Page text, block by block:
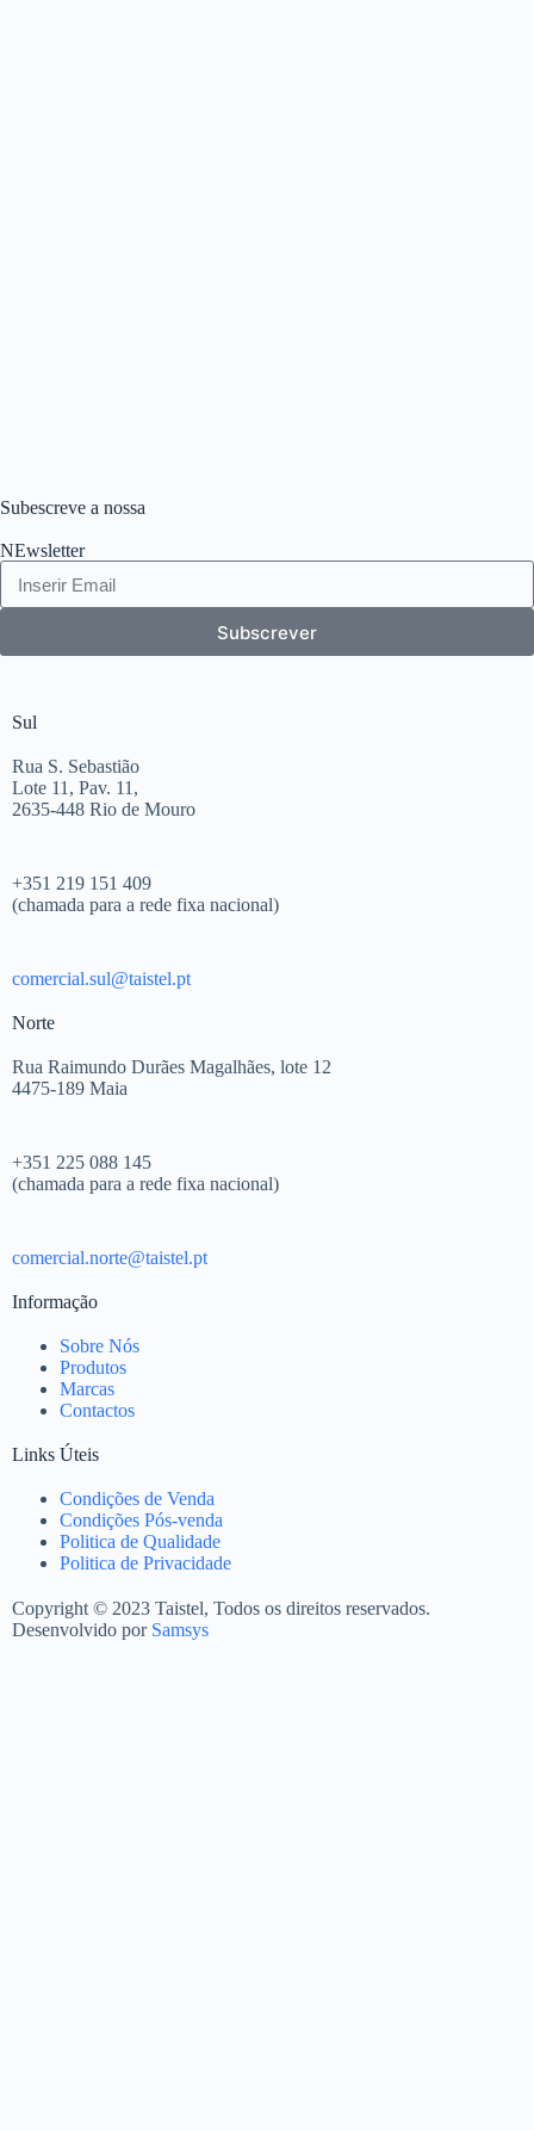
Subescreve a nossa
NEwsletter
Subscrever
Sul
Rua S. Sebastião
Lote 11, Pav. 11,
2635-448 Rio de Mouro
+351 219 151 409
(chamada para a rede fixa nacional)
comercial.sul@taistel.pt
Norte
Rua Raimundo Durães Magalhães, lote 12
4475-189 Maia
+351 225 088 145
(chamada para a rede fixa nacional)
comercial.norte@taistel.pt
Informação
Sobre Nós
Produtos
Marcas
Contactos
Links Úteis
Condições de Venda
Condições Pós-venda
Politica de Qualidade
Politica de Privacidade
Copyright © 2023 Taistel, Todos os direitos reservados.
Desenvolvido por Samsys